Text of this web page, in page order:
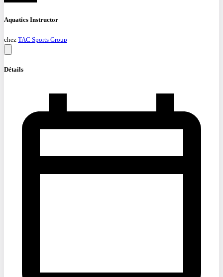
Aquatics Instructor
chez TAC Sports Group
Détails